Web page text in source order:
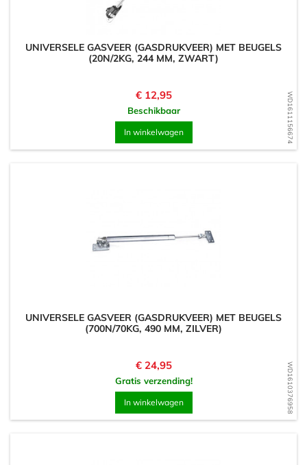
WD1611156674
UNIVERSELE GASVEER (GASDRUKVEER) MET BEUGELS
(20N/2KG, 244 MM, ZWART)
Prijs
€ 12,95
Beschikbaar
In winkelwagen
WD1610376958
UNIVERSELE GASVEER (GASDRUKVEER) MET BEUGELS
(700N/70KG, 490 MM, ZILVER)
Prijs
€ 24,95
Gratis verzending!
In winkelwagen